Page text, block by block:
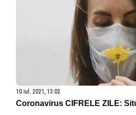
10 iul. 2021, 13:02
Coronavirus CIFRELE ZILE: